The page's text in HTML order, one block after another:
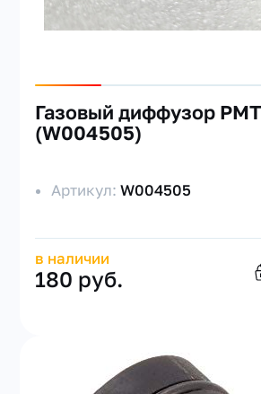
Газовый диффузор
(W004505)
Артикул:W004505
в наличии
180 руб.